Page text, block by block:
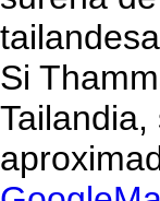
Si
Tailandia,